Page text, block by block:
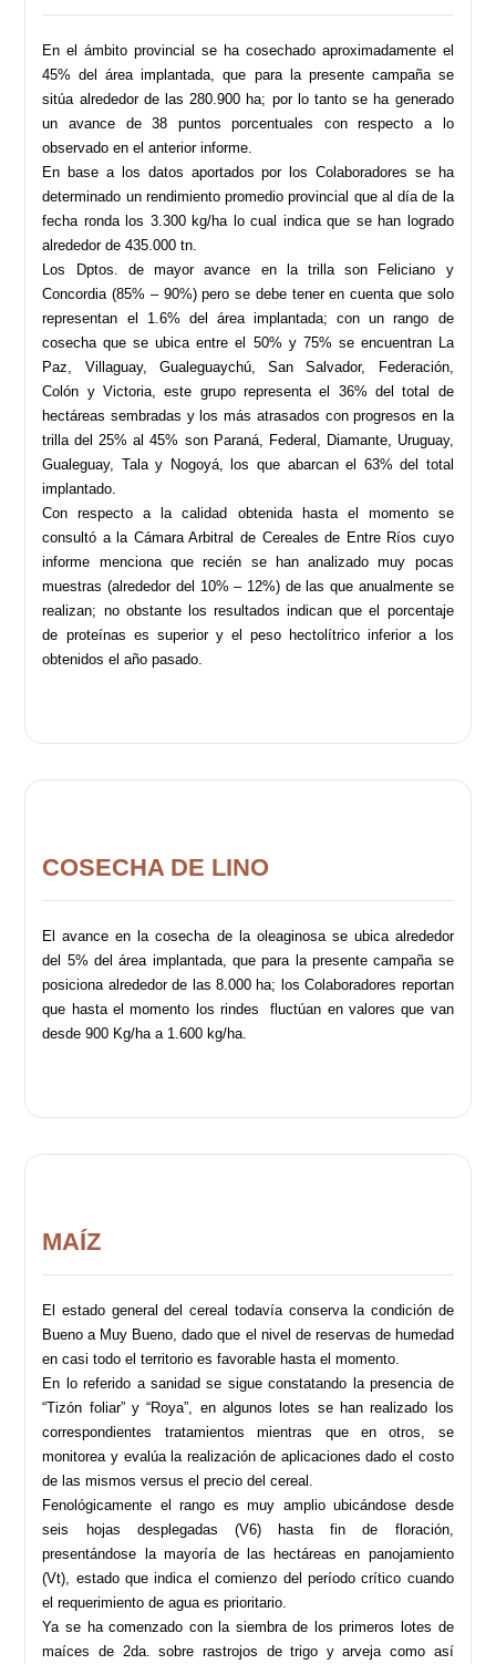
En el ámbito provincial se ha cosechado aproximadamente el
45% del área implantada, que para la presente campaña se
sitúa alrededor de las 280.900 ha; por lo tanto se ha generado
un avance de 38 puntos porcentuales con respecto a lo
observado en el anterior informe.
En base a los datos aportados por los Colaboradores se ha
determinado un rendimiento promedio provincial que al día de la
fecha ronda los 3.300 kg/ha lo cual indica que se han logrado
alrededor de 435.000 tn.
Los Dptos. de mayor avance en la trilla son Feliciano y
Concordia (85% – 90%) pero se debe tener en cuenta que solo
representan el 1.6% del área implantada; con un rango de
cosecha que se ubica entre el 50% y 75% se encuentran La
Paz, Villaguay, Gualeguaychú, San Salvador, Federación,
Colón y Victoria, este grupo representa el 36% del total de
hectáreas sembradas y los más atrasados con progresos en la
trilla del 25% al 45% son Paraná, Federal, Diamante, Uruguay,
Gualeguay, Tala y Nogoyá, los que abarcan el 63% del total
implantado.
Con respecto a la calidad obtenida hasta el momento se
consultó a la Cámara Arbitral de Cereales de Entre Ríos cuyo
informe menciona que recién se han analizado muy pocas
muestras (alrededor del 10% – 12%) de las que anualmente se
realizan; no obstante los resultados indican que el porcentaje
de proteínas es superior y el peso hectolítrico inferior a los
obtenidos el año pasado.
COSECHA DE LINO
El avance en la cosecha de la oleaginosa se ubica alrededor
del 5% del área implantada, que para la presente campaña se
posiciona alrededor de las 8.000 ha; los Colaboradores reportan
que hasta el momento los rindes fluctúan en valores que van
desde 900 Kg/ha a 1.600 kg/ha.
MAÍZ
El estado general del cereal todavía conserva la condición de
Bueno a Muy Bueno, dado que el nivel de reservas de humedad
en casi todo el territorio es favorable hasta el momento.
En lo referido a sanidad se sigue constatando la presencia de
“Tizón foliar” y “Roya”, en algunos lotes se han realizado los
correspondientes tratamientos mientras que en otros, se
monitorea y evalúa la realización de aplicaciones dado el costo
de las mismos versus el precio del cereal.
Fenológicamente el rango es muy amplio ubicándose desde
seis hojas desplegadas (V6) hasta fin de floración,
presentándose la mayoría de las hectáreas en panojamiento
(Vt), estado que indica el comienzo del período crítico cuando
el requerimiento de agua es prioritario.
Ya se ha comenzado con la siembra de los primeros lotes de
maíces de 2da. sobre rastrojos de trigo y arveja como así